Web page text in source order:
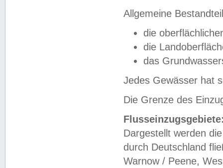
Allgemeine
die
die
das
Jedes Gewässer hat
Die Grenze des
Dargestellt werden
durch Deutschland
Warnow / Peene,